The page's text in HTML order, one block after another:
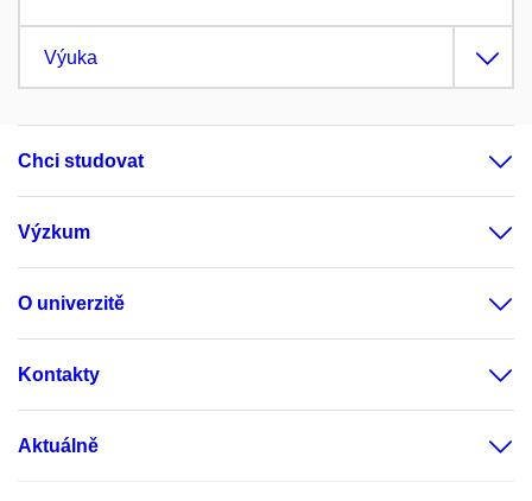
Výuka
Chci studovat
Výzkum
O univerzitě
Kontakty
Aktuálně